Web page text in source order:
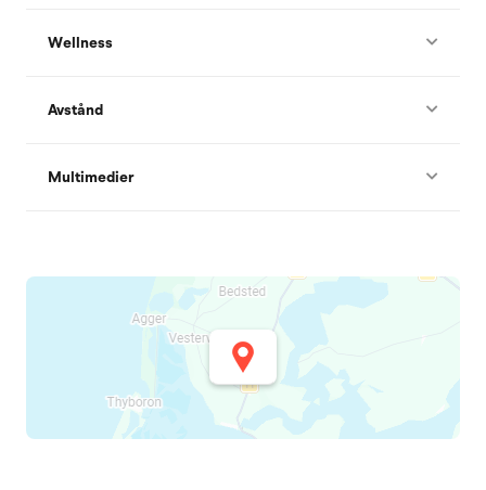
Wellness
Avstånd
Multimedier